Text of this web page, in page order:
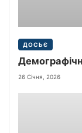
ДОСЬЄ
26 Січня, 2026